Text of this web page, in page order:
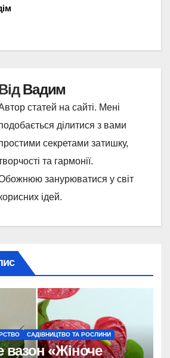
Вадим
статей на сайті. Мені
ділитися з вами
секретами затишку,
та гармонії.
занурюватися у світ
ідей.
САДІВНИЦТВО ТА РОСЛИНИ
вазон «Жіноче